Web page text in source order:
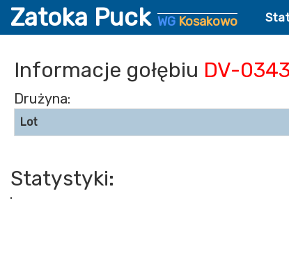
Zatoka Puck WG Kosakowo
Informacje gołębiu DV-
Drużyna:
Lot
Statystyki: